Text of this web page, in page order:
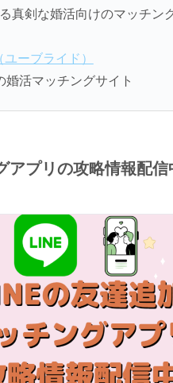
真剣な婚活向けのマッチン
ーブライド）
婚活マッチングサイト
アプリの攻略情報配信